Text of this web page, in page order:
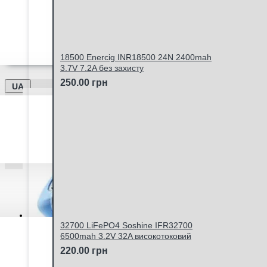
UA
Особистий кабінет
18500 Enercig INR18500 24N 2400mah
3.7V 7.2A без захисту
250.00 грн
32700 LiFePO4 Soshine IFR32700
6500mah 3.2V 32A високотоковий
220.00 грн